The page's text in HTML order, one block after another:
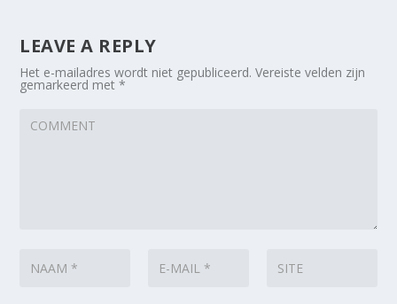
LEAVE A REPLY
Het e-mailadres wordt niet gepubliceerd. Vereiste velden zijn
gemarkeerd met*